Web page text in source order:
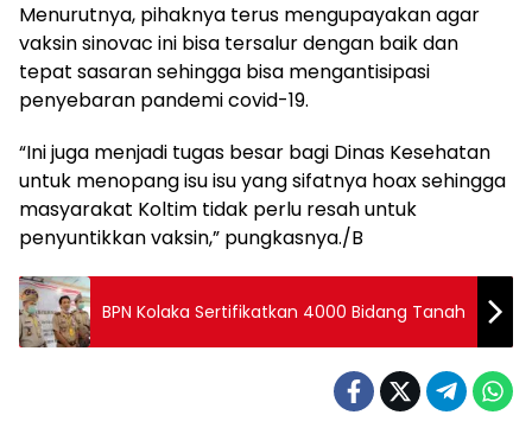
Menurutnya, pihaknya terus mengupayakan agar
vaksin sinovac ini bisa tersalur dengan baik dan
tepat sasaran sehingga bisa mengantisipasi
penyebaran pandemi covid-19.
“Ini juga menjadi tugas besar bagi Dinas Kesehatan
untuk menopang isu isu yang sifatnya hoax sehingga
masyarakat Koltim tidak perlu resah untuk
penyuntikkan vaksin,” pungkasnya./B
BPN Kolaka Sertifikatkan 4000 Bidang Tanah